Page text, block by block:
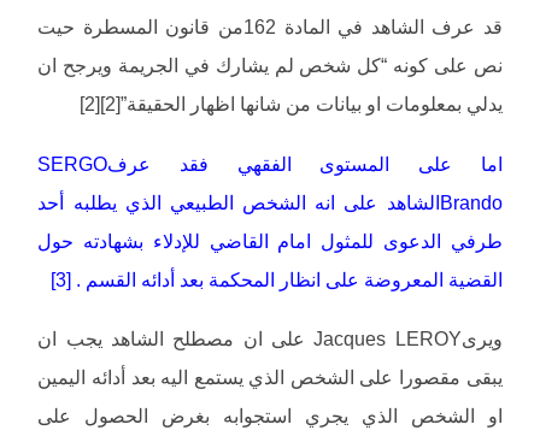
قد عرف الشاهد في المادة 162من قانون المسطرة حيت
نص على كونه “كل شخص لم يشارك في الجريمة ويرجح ان
يدلي بمعلومات او بيانات من شانها اظهار الحقيقة”[2][2]
اما على المستوى الفقهي فقد عرفSERGO
Brandoالشاهد على انه الشخص الطبيعي الذي يطلبه أحد
طرفي الدعوى للمثول امام القاضي للإدلاء بشهادته حول
القضية المعروضة على انظار المحكمة بعد أدائه القسم . [3]
ويرىJacques LEROY على ان مصطلح الشاهد يجب ان
يبقى مقصورا على الشخص الذي يستمع اليه بعد أدائه اليمين
او الشخص الذي يجري استجوابه بغرض الحصول على